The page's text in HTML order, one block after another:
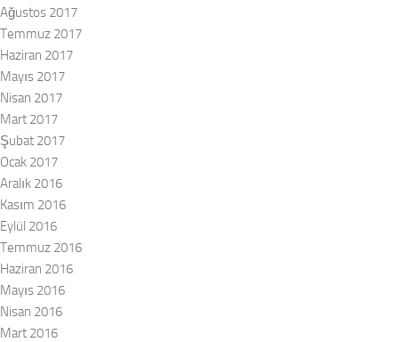
Ağustos 2017
Temmuz 2017
Haziran 2017
Mayıs 2017
Nisan 2017
Mart 2017
Şubat 2017
Ocak 2017
Aralık 2016
Kasım 2016
Eylül 2016
Temmuz 2016
Haziran 2016
Mayıs 2016
Nisan 2016
Mart 2016